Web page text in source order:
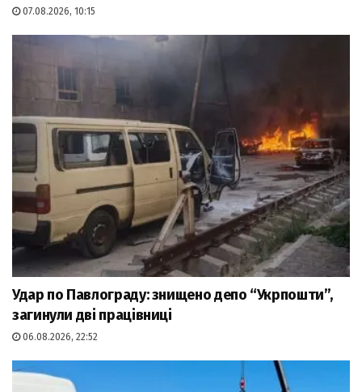
07.08.2026, 10:15
Удар по Павлограду: знищено депо “Укрпошти”,
загинули дві працівниці
06.08.2026, 22:52